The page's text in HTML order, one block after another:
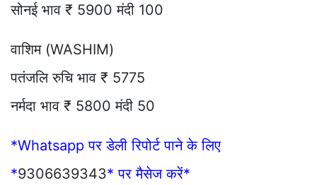
सोनई भाव ₹ 5900 मंदी 100
वाशिम (WASHIM)
पतंजलि रुचि भाव ₹ 5775
नर्मदा भाव ₹ 5800 मंदी 50
*Whatsapp पर डेली रिपोर्ट पाने के लिए
*9306639343* पर मैसेज करें*